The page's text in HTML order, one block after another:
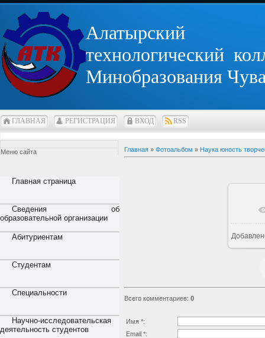
Алатырский
технологический
Минобразования
ГЛАВНАЯ РЕГИСТРАЦИЯ ВХОД RSS
Меню сайта
Главная страница
Сведения об
образовательной организации
Абитуриентам
Студентам
Специальности
Научно-исследовательская
деятельность студентов
Главная » Фотоальбом » Наука юность
В
Всего комментариев: 0
Имя *:
Email *: